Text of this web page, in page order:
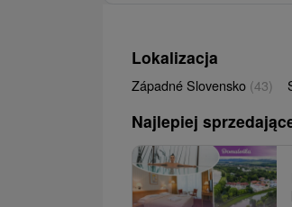
Lokalizacja
Západné Slovensko (43)
Najlepiej